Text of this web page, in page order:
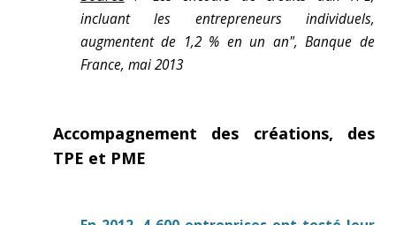
incluant les entrepreneurs individuels,
augmentent de 1,2 % en un an", Banque de
France, mai 2013
Accompagnement des créations, des
TPE et PME